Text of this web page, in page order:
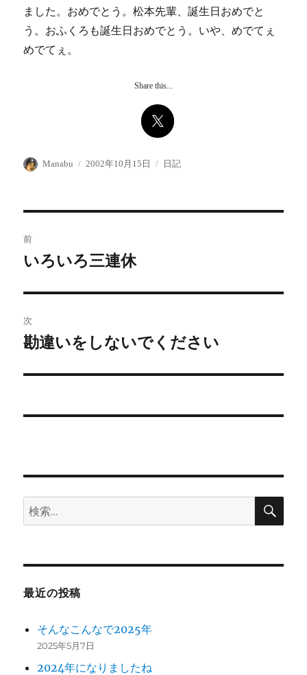
ました。おめでとう。松本先輩、誕生日おめでと
う。おふくろも誕生日おめでとう。いや、めでてぇ
めでてぇ。
Share this...
投
Manabu
投
2002年10月15日
カ
日記
稿
ビ
ゲ
ー
前
前
投
稿:
いろいろ三連休
次
次
投
勘違いをしないでください
検
索:
検
最近の投稿
そんなこんなで2025年
2025年5月7日
2024年になりましたね